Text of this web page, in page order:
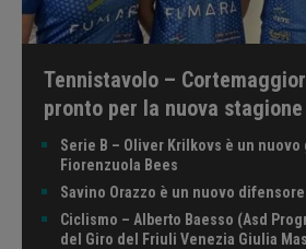
Tennistavolo –
pronto per la nuova
Serie B – Oliver Krilkovs è un
Fiorenzuola Bees
Savino Orazzo è un nuovo
Ciclismo – Alberto Baesso (Asd
del Giro del Friuli Venezia Giulia